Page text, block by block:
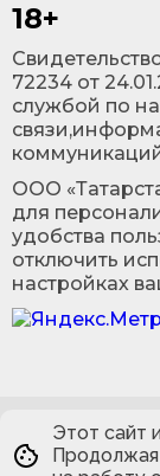
18+
72234 от
службой по
ООО
для
удобства
отключить
настройках
Этот сайт
Продолжая